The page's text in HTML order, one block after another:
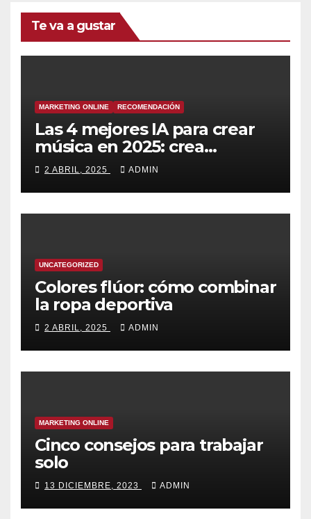
Te va a gustar
MARKETING ONLINE RECOMENDACIÓN
Las 4 mejores IA para crear
música en 2025: crea
canciones increíbles en
2 ABRIL, 2025 ADMIN
UNCATEGORIZED
Colores flúor: cómo combinar
la ropa deportiva
2 ABRIL, 2025 ADMIN
MARKETING ONLINE
Cinco consejos para trabajar
solo
13 DICIEMBRE, 2023 ADMIN